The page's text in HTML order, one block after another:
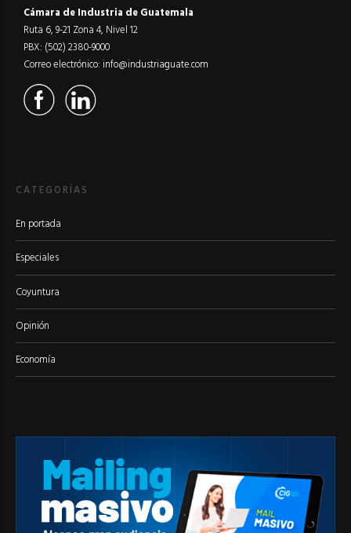
Cámara de Industria de Guatemala
Ruta 6, 9-21 Zona 4, Nivel 12
PBX: (502) 2380-9000
Correo electrónico: info@industriaguate.com
CATEGORÍAS
En portada
Especiales
Coyuntura
Opinión
Economía